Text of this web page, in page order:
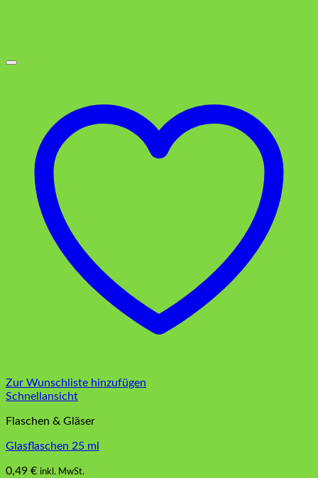
Zur Wunschliste hinzufügen
Schnellansicht
Flaschen & Gläser
Glasflaschen 25 ml
0,49 € inkl. MwSt.